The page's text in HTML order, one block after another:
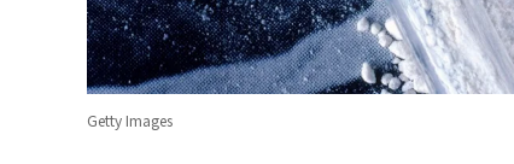
Getty Images